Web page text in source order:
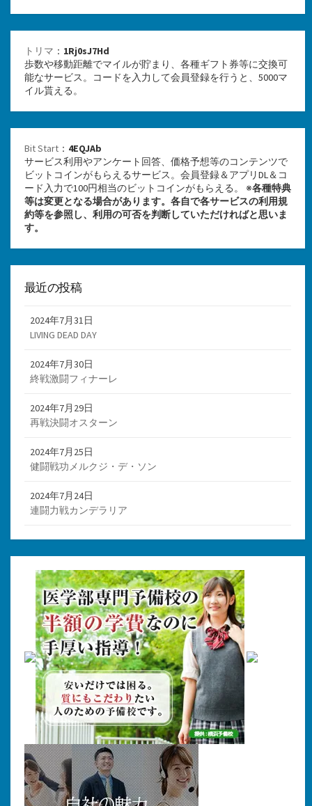
トリマ ： 1Rj0sJ7Hd
歩数や移動距離でマイルが貯まり、各種ギフト券等に交換可
能なサービス。コードを入力して会員登録を行うと、5000マ
イル貰える。
Bit Start ： 4EQJAb
サービス利用やアンケート回答、価格予想等のコンテンツで
ビットコインがもらえるサービス。会員登録＆アプリDL＆コ
ード入力で100円相当のビットコインがもらえる。 ※各種特典
等は変更となる場合があります。各自で各サービスの利用規
約等を参照し、利用の可否を判断していただければと思いま
す。
最近の投稿
2024年7月31日
LIVING DEAD DAY
2024年7月30日
終戦激闘フィナーレ
2024年7月29日
再戦決闘オスターン
2024年7月25日
健闘戦功メルクジ・デ・ソン
2024年7月24日
連闘力戦カンデラリア